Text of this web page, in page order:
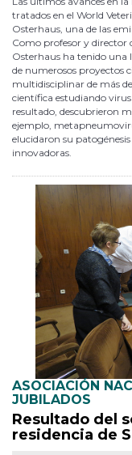
tratados en el World
Osterhaus, una de las
Como profesor y director
Osterhaus ha tenido
de numerosos proyectos
multidisciplinar de más
científica estudiando
resultado, descubrieron
ejemplo,
elucidaron su
innovadoras.
ASOCIACIÓN
JUBILADOS
Resultado del
residencia de